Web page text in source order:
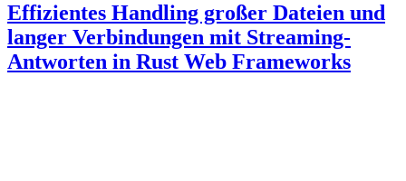
Effizientes Handling großer Dateien und
langer Verbindungen mit Streaming-
Antworten in Rust Web Frameworks